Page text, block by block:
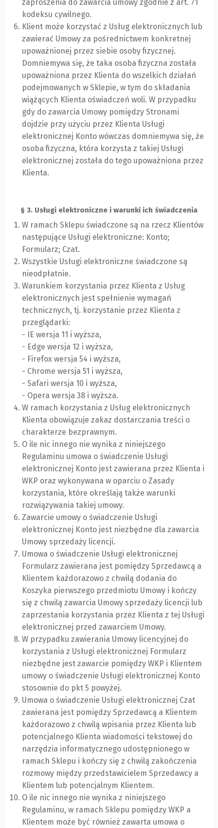
zaproszenia do zawarcia umowy zgodnie z art. 71
kodeksu cywilnego.
Klient może korzystać z Usług elektronicznych lub
zawierać Umowy za pośrednictwem konkretnej
upoważnionej przez siebie osoby fizycznej.
Domniemywa się, że taka osoba fizyczna została
upoważniona przez Klienta do wszelkich działań
podejmowanych w Sklepie, w tym do składania
wiążących Klienta oświadczeń woli. W przypadku
gdy do zawarcia Umowy pomiędzy Stronami
dojdzie przy użyciu przez Klienta Usługi
elektronicznej Konto wówczas domniemywa się, że
osoba fizyczna, która korzysta z takiej Usługi
elektronicznej została do tego upoważniona przez
Klienta.
§ 3. Usługi elektroniczne i warunki ich świadczenia
W ramach Sklepu świadczone są na rzecz Klientów
następujące Usługi elektroniczne: Konto;
Formularz; Czat.
Wszystkie Usługi elektroniczne świadczone są
nieodpłatnie.
Warunkiem korzystania przez Klienta z Usług
elektronicznych jest spełnienie wymagań
technicznych, tj. korzystanie przez Klienta z
przeglądarki:
- IE wersja 11 i wyższa,
- Edge wersja 12 i wyższa,
- Firefox wersja 54 i wyższa,
- Chrome wersja 51 i wyższa,
- Safari wersja 10 i wyższa,
- Opera wersja 38 i wyższa.
W ramach korzystania z Usług elektronicznych
Klienta obowiązuje zakaz dostarczania treści o
charakterze bezprawnym.
O ile nic innego nie wynika z niniejszego
Regulaminu umowa o świadczenie Usługi
elektronicznej Konto jest zawierana przez Klienta i
WKP oraz wykonywana w oparciu o Zasady
korzystania, które określają także warunki
rozwiązywania takiej umowy.
Zawarcie umowy o świadczenie Usługi
elektronicznej Konto jest niezbędne dla zawarcia
Umowy sprzedaży licencji.
Umowa o świadczenie Usługi elektronicznej
Formularz zawierana jest pomiędzy Sprzedawcą a
Klientem każdorazowo z chwilą dodania do
Koszyka pierwszego przedmiotu Umowy i kończy
się z chwilą zawarcia Umowy sprzedaży licencji lub
zaprzestania korzystania przez Klienta z tej Usługi
elektronicznej przed zawarciem Umowy.
W przypadku zawierania Umowy licencyjnej do
korzystania z Usługi elektronicznej Formularz
niezbędne jest zawarcie pomiędzy WKP i Klientem
umowy o świadczenie Usługi elektronicznej Konto
stosownie do pkt 5 powyżej.
Umowa o świadczenie Usługi elektronicznej Czat
zawierana jest pomiędzy Sprzedawcą a Klientem
każdorazowo z chwilą wpisania przez Klienta lub
potencjalnego Klienta wiadomości tekstowej do
narzędzia informatycznego udostępnionego w
ramach Sklepu i kończy się z chwilą zakończenia
rozmowy między przedstawicielem Sprzedawcy a
Klientem lub potencjalnym Klientem.
O ile nic innego nie wynika z niniejszego
Regulaminu, w ramach Sklepu pomiędzy WKP a
Klientem może być również zawarta umowa o